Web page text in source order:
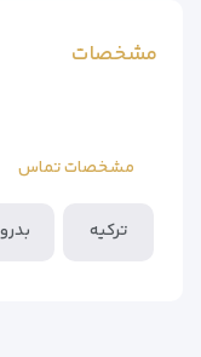
مشخصات
مشخصات تماس
ترکیه